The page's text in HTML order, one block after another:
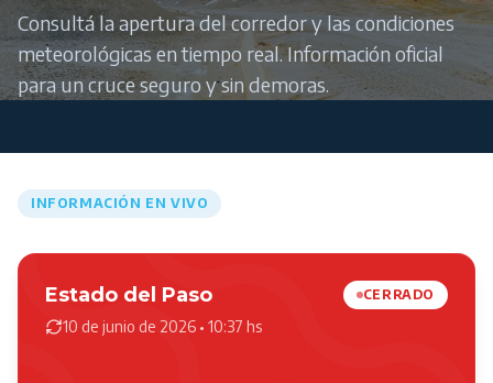
Consultá la apertura del corredor y las condiciones
meteorológicas en tiempo real. Información oficial
para un cruce seguro y sin demoras.
INFORMACIÓN EN VIVO
Estado del Paso
10 de junio de 2026 • 10:37 hs
CERRADO